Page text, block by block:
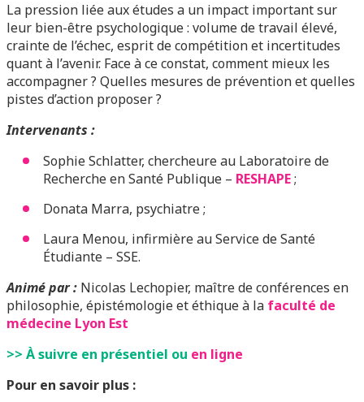
La pression liée aux études a un impact important sur
leur bien-être psychologique : volume de travail élevé,
crainte de l’échec, esprit de compétition et incertitudes
quant à l’avenir. Face à ce constat, comment mieux les
accompagner ? Quelles mesures de prévention et quelles
pistes d’action proposer ?
Intervenants :
Sophie Schlatter, chercheure au Laboratoire de
Recherche en Santé Publique – RESHAPE;
Donata Marra, psychiatre ;
Laura Menou, infirmière au Service de Santé
Étudiante – SSE.
Animé par : Nicolas Lechopier, maître de conférences en
philosophie, épistémologie et éthique à la faculté de
médecine Lyon Est
>> À suivre en présentiel ou en ligne
Pour en savoir plus :